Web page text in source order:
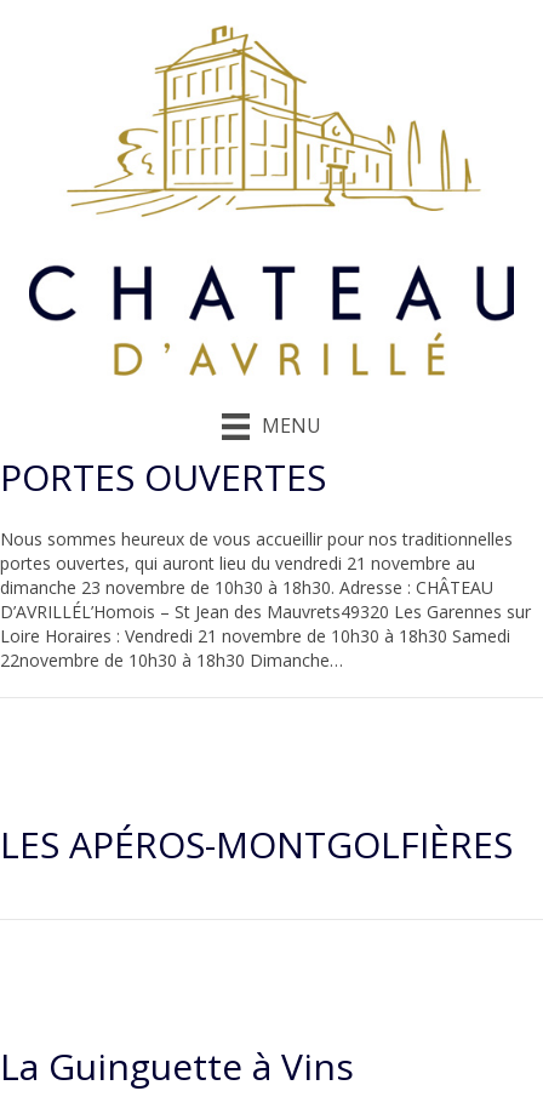
MENU
PORTES OUVERTES
Nous sommes heureux de vous accueillir pour nos traditionnelles
portes ouvertes, qui auront lieu du vendredi 21 novembre au
dimanche 23 novembre de 10h30 à 18h30. Adresse : CHÂTEAU
D’AVRILLÉL’Homois – St Jean des Mauvrets49320 Les Garennes sur
Loire Horaires : Vendredi 21 novembre de 10h30 à 18h30 Samedi
22novembre de 10h30 à 18h30 Dimanche…
LES APÉROS-MONTGOLFIÈRES
La Guinguette à Vins